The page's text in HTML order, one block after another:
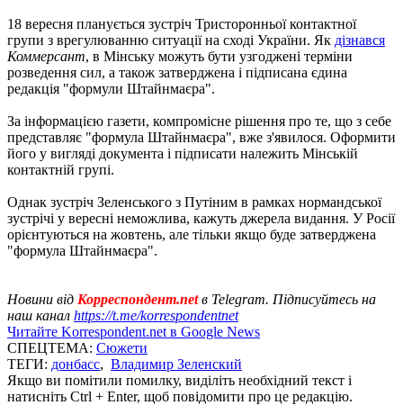
18 вересня планується зустріч Тристоронньої контактної
групи з врегулюванню ситуації на сході України. Як дізнався
Коммерсант, в Мінську можуть бути узгоджені терміни
розведення сил, а також затверджена і підписана єдина
редакція "формули Штайнмаєра".
За інформацією газети, компромісне рішення про те, що з себе
представляє "формула Штайнмаєра", вже з'явилося. Оформити
його у вигляді документа і підписати належить Мінській
контактній групі.
Однак зустріч Зеленського з Путіним в рамках нормандської
зустрічі у вересні неможлива, кажуть джерела видання. У Росії
орієнтуються на жовтень, але тільки якщо буде затверджена
"формула Штайнмаєра".
Новини від Корреспондент.netв Telegram. Підписуйтесь на
наш канал https://t.me/korrespondentnet
Читайте Korrespondent.net в Google News
СПЕЦТЕМА: Сюжети
ТЕГИ: донбасс, Владимир Зеленский
Якщо ви помітили помилку, виділіть необхідний текст і
натисніть Ctrl + Enter, щоб повідомити про це редакцію.